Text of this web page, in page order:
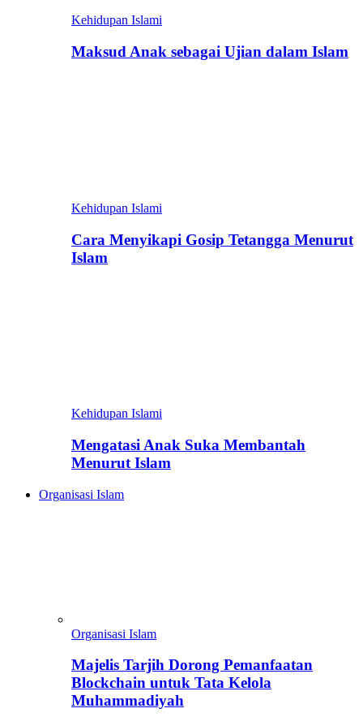
Kehidupan Islami
Maksud Anak sebagai Ujian dalam Islam
Kehidupan Islami
Cara Menyikapi Gosip Tetangga Menurut
Islam
Kehidupan Islami
Mengatasi Anak Suka Membantah
Menurut Islam
Organisasi Islam
Organisasi Islam
Majelis Tarjih Dorong Pemanfaatan
Blockchain untuk Tata Kelola
Muhammadiyah